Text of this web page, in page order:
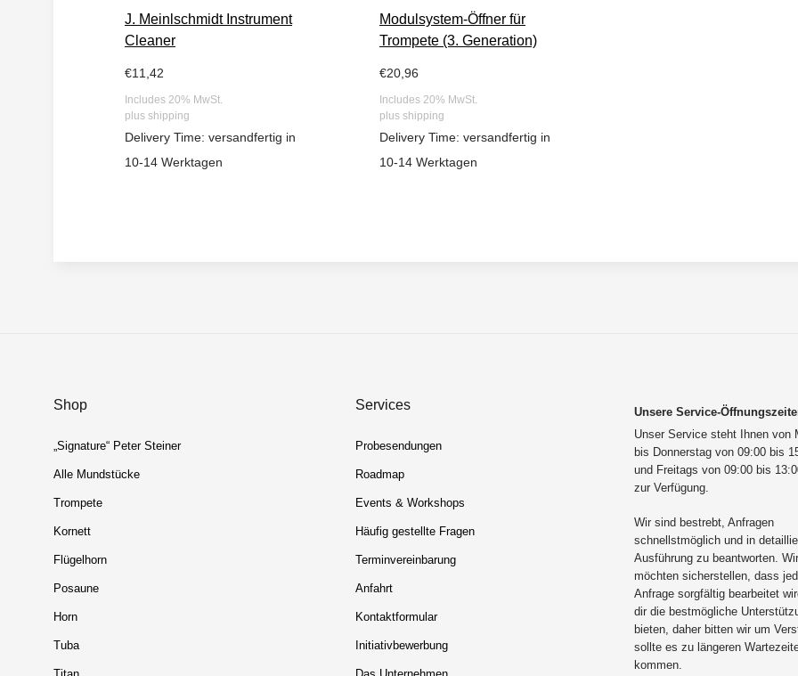
J. Meinlschmidt Instrument
Cleaner
€11,42
Includes 20% MwSt.
plus shipping
Delivery Time: versandfertig in
10-14 Werktagen
Modulsystem-Öffner für
Trompete (3. Generation)
€20,96
Includes 20% MwSt.
plus shipping
Delivery Time: versandfertig in
10-14 Werktagen
Shop
„Signature“ Peter Steiner
Alle Mundstücke
Trompete
Kornett
Flügelhorn
Posaune
Horn
Tuba
Services
Probesendungen
Roadmap
Events & Workshops
Häufig gestellte Fragen
Terminvereinbarung
Anfahrt
Kontaktformular
Initiativbewerbung
Unsere Service-
Unser Service steht Ihnen von
bis Donnerstag von 09:00 bis
und Freitags von 09:00 bis
zur Verfügung.
Wir sind bestrebt, Anfragen
schnellstmöglich und in
Ausführung zu beantworten. Wir
möchten sicherstellen, dass
Anfrage sorgfältig bearbeitet
dir die bestmögliche
bieten, daher bitten wir um
sollte es zu längeren
kommen.